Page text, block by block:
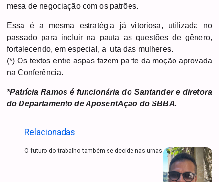
mesa de negociação com os patrões.
Essa é a mesma estratégia já vitoriosa, utilizada no
passado para incluir na pauta as questões de gênero,
fortalecendo, em especial, a luta das mulheres.
(*) Os textos entre aspas fazem parte da moção aprovada
na Conferência.
*Patrícia Ramos é funcionária do Santander e diretora
do Departamento de AposentAção do SBBA.
Relacionadas
O futuro do trabalho também se decide nas urnas